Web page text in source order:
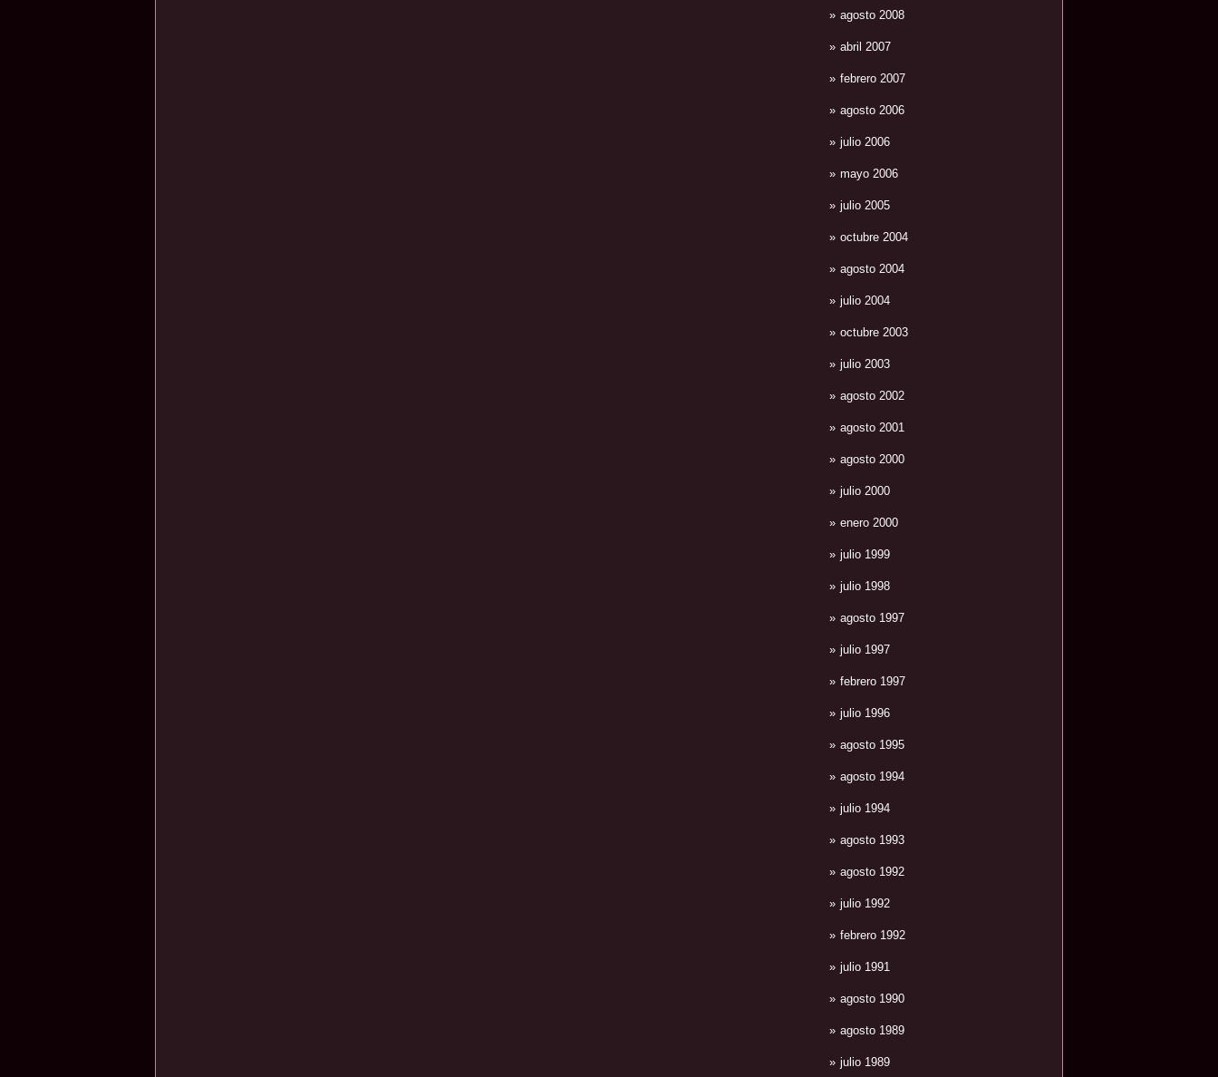
agosto 2008
abril 2007
febrero 2007
agosto 2006
julio 2006
mayo 2006
julio 2005
octubre 2004
agosto 2004
julio 2004
octubre 2003
julio 2003
agosto 2002
agosto 2001
agosto 2000
julio 2000
enero 2000
julio 1999
julio 1998
agosto 1997
julio 1997
febrero 1997
julio 1996
agosto 1995
agosto 1994
julio 1994
agosto 1993
agosto 1992
julio 1992
febrero 1992
julio 1991
agosto 1990
agosto 1989
julio 1989